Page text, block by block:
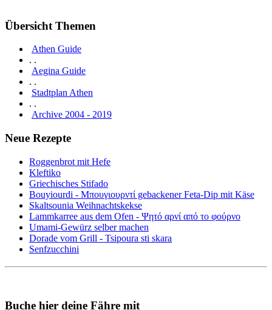
Übersicht Themen
Athen Guide
. .
Aegina Guide
. .
Stadtplan Athen
. .
Archive 2004 - 2019
Neue Rezepte
Roggenbrot mit Hefe
Kleftiko
Griechisches Stifado
Bouyiourdi - Μπουγιουρντί gebackener Feta-Dip mit Käse
Skaltsounia Weihnachtskekse
Lammkarree aus dem Ofen - Ψητό αρνί από το φούρνο
Umami-Gewürz selber machen
Dorade vom Grill - Tsipoura sti skara
Senfzucchini
Buche hier deine Fähre mit